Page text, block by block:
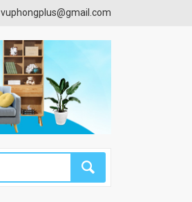
vuphongplus@gmail.com